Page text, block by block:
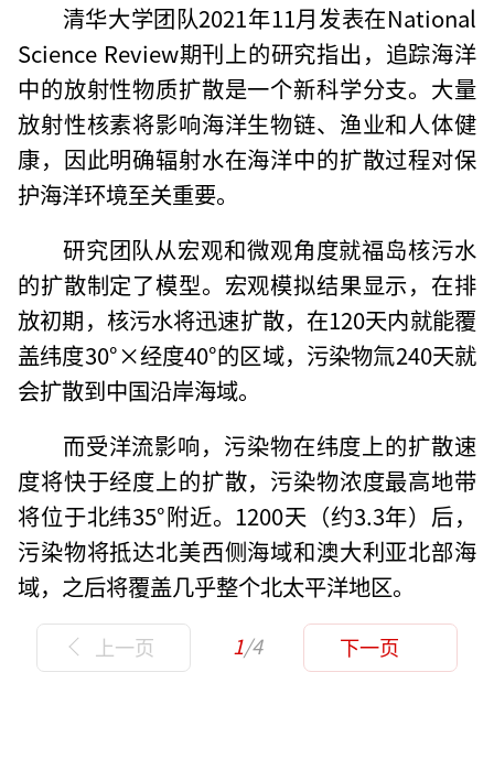
清华大学团队2021年11月发表在National
Science Review期刊上的研究指出，追踪海洋
中的放射性物质扩散是一个新科学分支。大量
放射性核素将影响海洋生物链、渔业和人体健
康，因此明确辐射水在海洋中的扩散过程对保
护海洋环境至关重要。
研究团队从宏观和微观角度就福岛核污水
的扩散制定了模型。宏观模拟结果显示，在排
放初期，核污水将迅速扩散，在120天内就能覆
盖纬度30°×经度40°的区域，污染物氚240天就
会扩散到中国沿岸海域。
而受洋流影响，污染物在纬度上的扩散速
度将快于经度上的扩散，污染物浓度最高地带
将位于北纬35°附近。1200天（约3.3年）后，
污染物将抵达北美西侧海域和澳大利亚北部海
域，之后将覆盖几乎整个北太平洋地区。
上一页 1/4 下一页